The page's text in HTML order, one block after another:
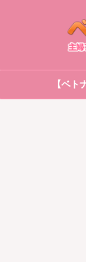
【ベト